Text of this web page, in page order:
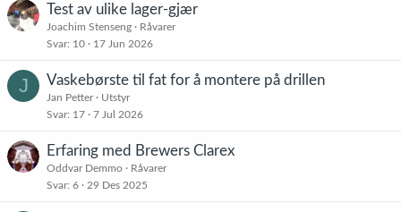
Test av ulike lager-gjær
Joachim Stenseng
Råvarer
Svar 10 17 Jun 2026
J Vaskebørste til fat for å montere på drillen
Jan Petter
Utstyr
Svar 17 7 Jul 2026
Erfaring med Brewers Clarex
Oddvar Demmo
Råvarer
Svar 6 29 Des 2025